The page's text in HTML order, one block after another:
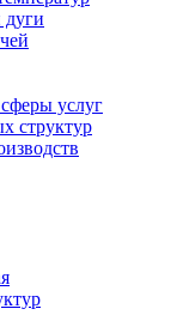
дуги
услуг
структур